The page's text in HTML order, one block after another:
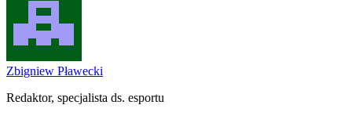
Zbigniew Pławecki
Redaktor, specjalista ds. esportu